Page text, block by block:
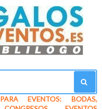
EVENTOS: BODAS,